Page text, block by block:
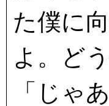
た僕に
よ。ど
「じゃ